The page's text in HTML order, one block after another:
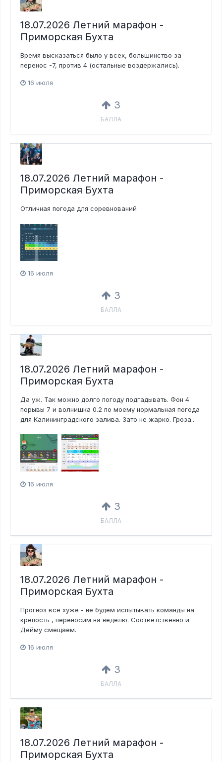
18.07.2026 Летний марафон -
Приморская Бухта
Время высказаться было у всех, большинство за
перенос -7, против 4 (остальные воздержались).
16 июля
3
БАЛЛА
18.07.2026 Летний марафон -
Приморская Бухта
Отличная погода для соревнований
16 июля
3
БАЛЛА
18.07.2026 Летний марафон -
Приморская Бухта
Да уж. Так можно долго погоду подгадывать. Фон 4
порывы 7 и волнишка 0.2 по моему нормальная погода
для Калининградского залива. Зато не жарко. Гроза...
16 июля
3
БАЛЛА
18.07.2026 Летний марафон -
Приморская Бухта
Прогноз все хуже - не будем испытывать команды на
крепость , переносим на неделю. Соответственно и
Дейму смещаем.
16 июля
3
БАЛЛА
18.07.2026 Летний марафон -
Приморская Бухта